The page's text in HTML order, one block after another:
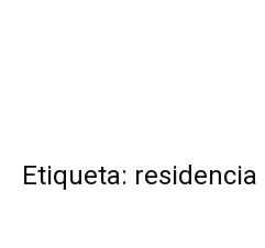
Etiqueta: residencia